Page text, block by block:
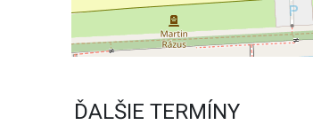
ĎALŠIE TERMÍNY